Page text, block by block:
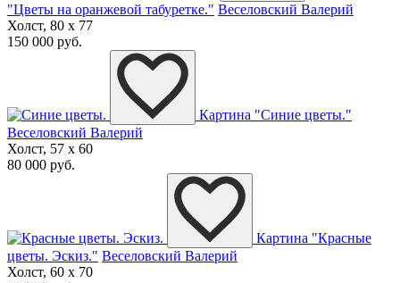
"Цветы на оранжевой табуретке." Веселовский Валерий
Холст, 80 x 77
150 000 руб.
Картина "Синие цветы."
Веселовский Валерий
Холст, 57 x 60
80 000 руб.
Картина "Красные
цветы. Эскиз." Веселовский Валерий
Холст, 60 x 70